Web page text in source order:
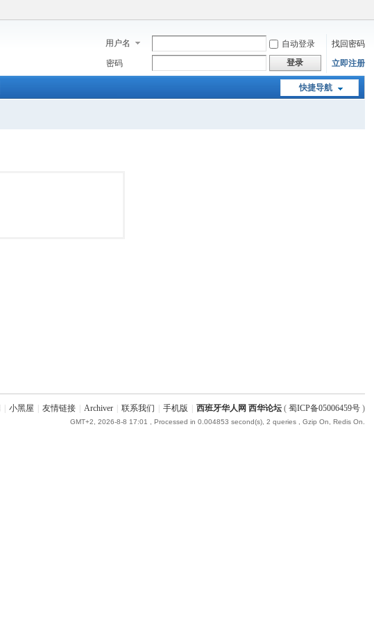
用户名 自动登录
找回密码
密码
登录 立即注册
快捷导航
小黑屋 友情链接 Archiver 联系我们 手机版 西班牙华人网 西华论坛( 蜀ICP备05006459号)
GMT+2, 2026-8-8 17:01 , Processed in 0.004853 second(s), 2 queries , Gzip On, Redis On.